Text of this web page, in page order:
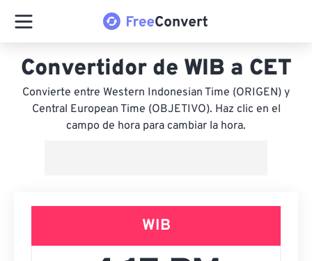
Convertidor de WIB a CET
Convierte entre Western Indonesian Time (ORIGEN) y
Central European Time (OBJETIVO). Haz clic en el
campo de hora para cambiar la hora.
WIB